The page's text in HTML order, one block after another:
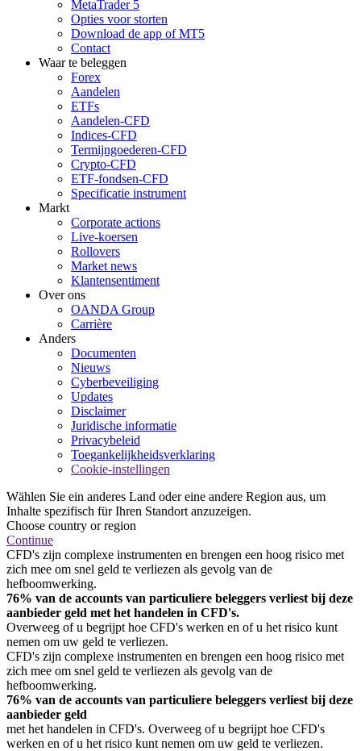
MetaTrader 5
Opties voor storten
Download de app of MT5
Contact
Waar te beleggen
Forex
Aandelen
ETFs
Aandelen-CFD
Indices-CFD
Termijngoederen-CFD
Crypto-CFD
ETF-fondsen-CFD
Specificatie instrument
Markt
Corporate actions
Live-koersen
Rollovers
Market news
Klantensentiment
Over ons
OANDA Group
Carrière
Anders
Documenten
Nieuws
Cyberbeveiliging
Updates
Disclaimer
Juridische informatie
Privacybeleid
Toegankelijkheidsverklaring
Cookie-instellingen
Wählen Sie ein anderes Land oder eine andere Region aus, um
Inhalte spezifisch für Ihren Standort anzuzeigen.
Choose country or region
Continue
CFD's zijn complexe instrumenten en brengen een hoog risico met
zich mee om snel geld te verliezen als gevolg van de
hefboomwerking.
76% van de accounts van particuliere beleggers verliest bij deze
aanbieder geld met het handelen in CFD's.
Overweeg of u begrijpt hoe CFD's werken en of u het risico kunt
nemen om uw geld te verliezen.
CFD's zijn complexe instrumenten en brengen een hoog risico met
zich mee om snel geld te verliezen als gevolg van de
hefboomwerking.
76% van de accounts van particuliere beleggers verliest bij deze
aanbieder geld
met het handelen in CFD's. Overweeg of u begrijpt hoe CFD's
werken en of u het risico kunt nemen om uw geld te verliezen.